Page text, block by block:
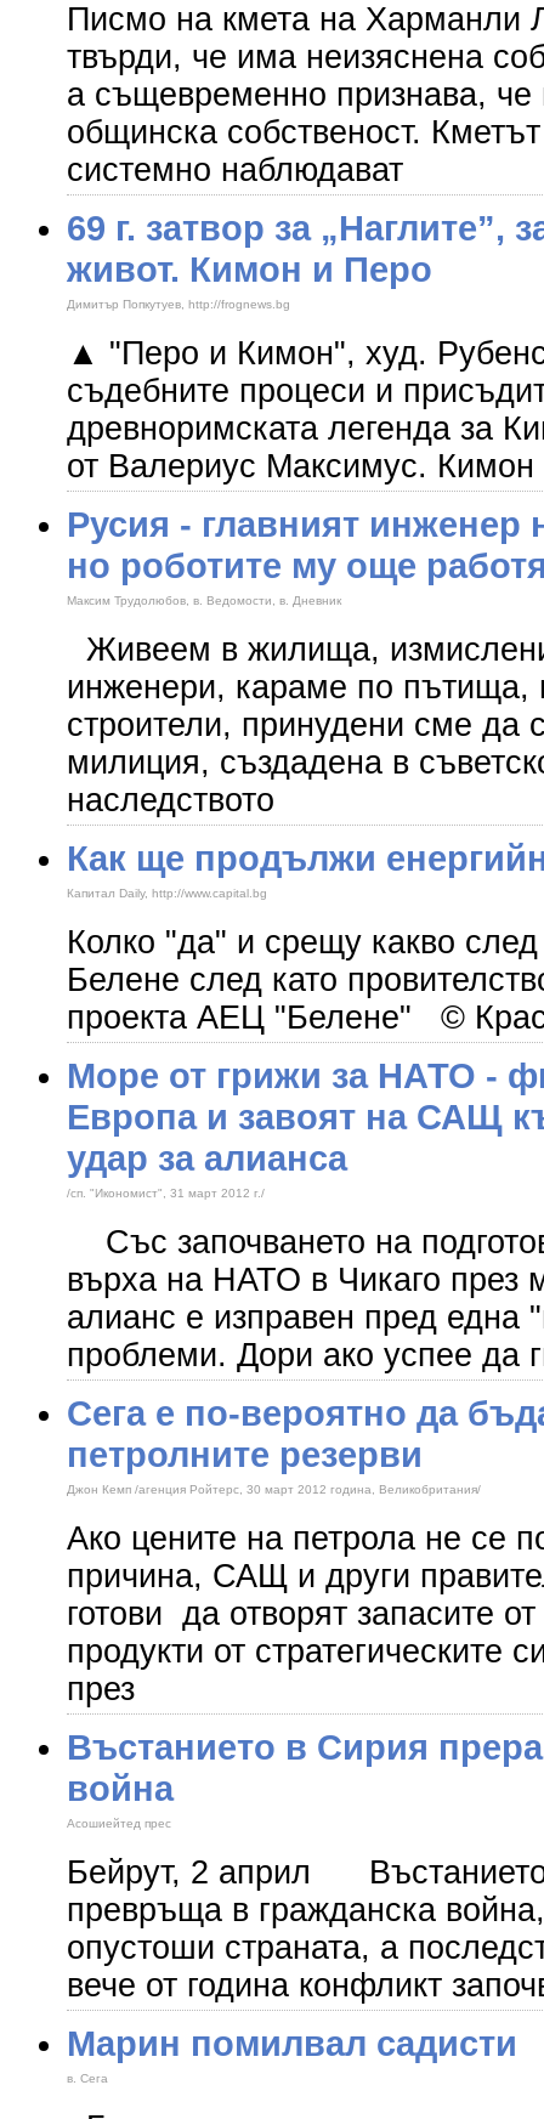
Писмо на кмета на Харманли
твърди, че има неизяснена
а същевременно признава, че
общинска собственост.
системно наблюдават
69 г. затвор за „Наглите”,
живот. Кимон и Перо
Димитър Попкутуев, http://frognews.bg
▲ "Перо и Кимон", худ.
съдебните процеси и
древноримската легенда за
от Валериус Максимус.
Русия - главният инженер
но роботите му още
Максим Трудолюбов, в. Ведомости, в. Дневник
Живеем в жилища,
инженери, караме по пътища,
строители, принудени сме да
милиция, създадена в
наследството
Как ще продължи
Капитал Daily, http://www.capital.bg
Колко "да" и срещу какво
Белене след като
проекта АЕЦ "Белене" ©
Море от грижи за НАТО -
Европа и завоят на САЩ
удар за алианса
/сп. "Икономист", 31 март 2012 г./
Със започването на
върха на НАТО в Чикаго през
алианс е изправен пред една
проблеми. Дори ако успее да
Сега е по-вероятно да
петролните резерви
Джон Кемп /агенция Ройтерс, 30 март 2012 година, Великобритания/
Ако цените на петрола не се
причина, САЩ и други
готови да отворят запасите
продукти от стратегическите
през
Въстанието в Сирия
война
Асошиейтед прес
Бейрут, 2 април
превръща в гражданска
опустоши страната, а
вече от година конфликт
Марин помилвал садисти
в. Сега